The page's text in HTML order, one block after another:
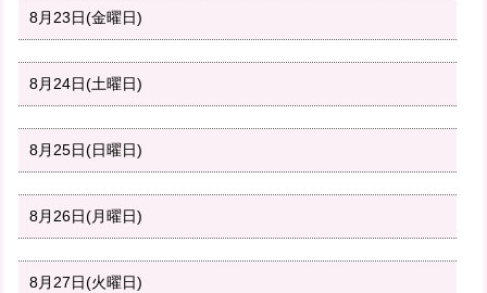
8月23日(金曜日)
8月24日(土曜日)
8月25日(日曜日)
8月26日(月曜日)
8月27日(火曜日)